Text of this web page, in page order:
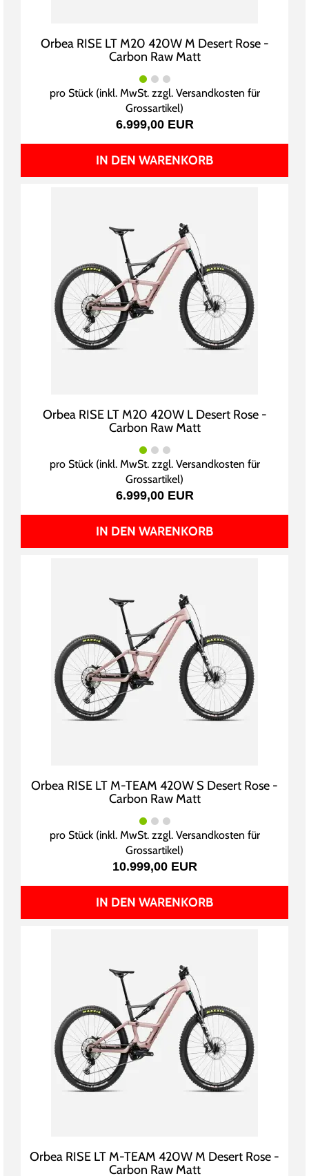
Orbea RISE LT M20 420W M Desert Rose -
Carbon Raw Matt
pro Stück (inkl. MwSt. zzgl. Versandkosten für
Grossartikel)
6.999,00 EUR
IN DEN WARENKORB
Orbea RISE LT M20 420W L Desert Rose -
Carbon Raw Matt
pro Stück (inkl. MwSt. zzgl. Versandkosten für
Grossartikel)
6.999,00 EUR
IN DEN WARENKORB
Orbea RISE LT M-TEAM 420W S Desert Rose -
Carbon Raw Matt
pro Stück (inkl. MwSt. zzgl. Versandkosten für
Grossartikel)
10.999,00 EUR
IN DEN WARENKORB
Orbea RISE LT M-TEAM 420W M Desert Rose -
Carbon Raw Matt